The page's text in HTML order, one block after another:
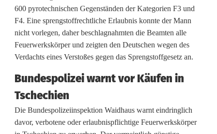
i
l
l
e
g
a
l
600 pyrotechnischen Gegenständen der Kategorien F3 und
F4. Eine sprengstoffrechtliche Erlaubnis konnte der Mann
nicht vorlegen, daher beschlagnahmten die Beamten alle
Feuerwerkskörper und zeigten den Deutschen wegen des
Verdachts eines Verstoßes gegen das Sprengstoffgesetz an.
Bundespolizei warnt vor Käufen in
Tschechien
Die Bundespolizeiinspektion Waidhaus warnt eindringlich
davor, verbotene oder erlaubnispflichtige Feuerwerkskörper